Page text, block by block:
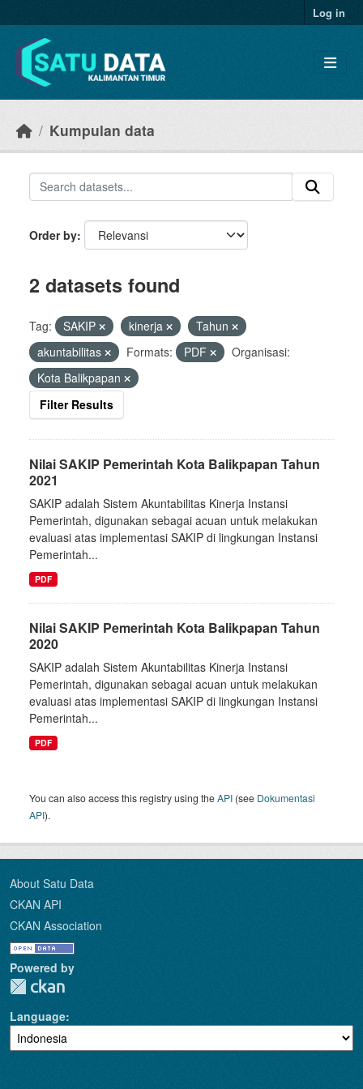
Log in
Kumpulan data
Order by
2 datasets found
Tag: SAKIP kinerja
Tahun
akuntabilitas
Formats: PDF
Organisasi:
Kota Balikpapan
Filter Results
Nilai SAKIP Pemerintah Kota Balikpapan Tahun
2021
SAKIP adalah Sistem Akuntabilitas Kinerja Instansi
Pemerintah, digunakan sebagai acuan untuk melakukan
evaluasi atas implementasi SAKIP di lingkungan Instansi
Pemerintah...
PDF
Nilai SAKIP Pemerintah Kota Balikpapan Tahun
2020
SAKIP adalah Sistem Akuntabilitas Kinerja Instansi
Pemerintah, digunakan sebagai acuan untuk melakukan
evaluasi atas implementasi SAKIP di lingkungan Instansi
Pemerintah...
PDF
You can also access this registry using theAPI (see Dokumentasi
API).
About Satu Data
CKAN API
CKAN Association
Powered by
Language